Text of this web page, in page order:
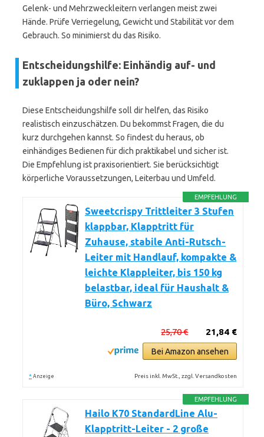
Gelenk- und Mehrzweckleitern verlangen meist zwei
Hände. Prüfe Verriegelung, Gewicht und Stabilität vor dem
Gebrauch. So minimierst du das Risiko.
Entscheidungshilfe: Einhändig auf- und
zuklappen ja oder nein?
Diese Entscheidungshilfe soll dir helfen, das Risiko
realistisch einzuschätzen. Du bekommst Fragen, die du
kurz durchgehen kannst. So findest du heraus, ob
einhändiges Bedienen für dich praktikabel und sicher ist.
Die Empfehlung ist praxisorientiert. Sie berücksichtigt
körperliche Voraussetzungen, Leiterbau und Umfeld.
EMPFEHLUNG
Sweetcrispy Trittleiter 3 Stufen
klappbar, Klapptritt für
Zuhause, stabile Anti-Rutsch-
Leiter mit Handlauf, kompakte &
leichte Klappleiter, bis 150 kg
belastbar, ideal für Haushalt &
Büro, Schwarz
21,84 €
25,70 €
Bei Amazon ansehen
* Anzeige Preis inkl. MwSt., zzgl. Versandkosten
EMPFEHLUNG
Hailo K70 StandardLine Alu-
Klapptritt-Leiter - 2 große